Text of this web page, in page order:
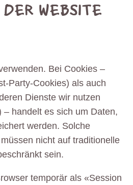
WEBSITE
Bei Cookies –
Party-Cookies) als auch
Dienste wir nutzen
– handelt es sich um Daten,
werden. Solche
nicht auf traditionelle
sein.
temporär als «Session